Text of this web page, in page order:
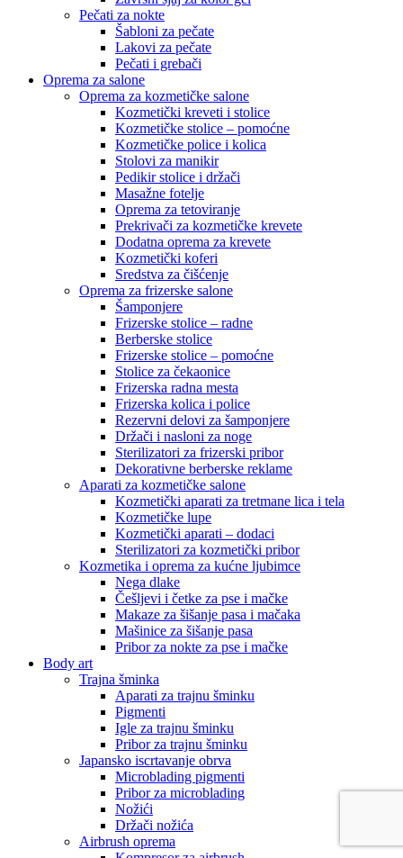
Pečati za nokte
Šabloni za pečate
Lakovi za pečate
Pečati i grebači
Oprema za salone
Oprema za kozmetičke salone
Kozmetički kreveti i stolice
Kozmetičke stolice – pomoćne
Kozmetičke police i kolica
Stolovi za manikir
Pedikir stolice i držači
Masažne fotelje
Oprema za tetoviranje
Prekrivači za kozmetičke krevete
Dodatna oprema za krevete
Kozmetički koferi
Sredstva za čišćenje
Oprema za frizerske salone
Šamponjere
Frizerske stolice – radne
Berberske stolice
Frizerske stolice – pomoćne
Stolice za čekaonice
Frizerska radna mesta
Frizerska kolica i police
Rezervni delovi za šamponjere
Držači i nasloni za noge
Sterilizatori za frizerski pribor
Dekorativne berberske reklame
Aparati za kozmetičke salone
Kozmetički aparati za tretmane lica i tela
Kozmetičke lupe
Kozmetički aparati – dodaci
Sterilizatori za kozmetički pribor
Kozmetika i oprema za kućne ljubimce
Nega dlake
Češljevi i četke za pse i mačke
Makaze za šišanje pasa i mačaka
Mašinice za šišanje pasa
Pribor za nokte za pse i mačke
Body art
Trajna šminka
Aparati za trajnu šminku
Pigmenti
Igle za trajnu šminku
Pribor za trajnu šminku
Japansko iscrtavanje obrva
Microblading pigmenti
Pribor za microblading
Nožići
Držači nožića
Airbrush oprema